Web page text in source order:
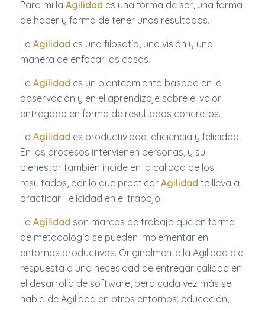
Para mi la Agilidad es una forma de ser, una forma
de hacer y forma de tener unos resultados.
La Agilidad es una filosofía, una visión y una
manera de enfocar las cosas.
La Agilidad es un planteamiento basado en la
observación y en el aprendizaje sobre el valor
entregado en forma de resultados concretos.
La Agilidad es productividad, eficiencia y felicidad.
En los procesos intervienen personas, y su
bienestar también incide en la calidad de los
resultados, por lo que practicar Agilidad te lleva a
practicar Felicidad en el trabajo.
La Agilidad son marcos de trabajo que en forma
de metodología se pueden implementar en
entornos productivos. Originalmente la Agilidad dio
respuesta a una necesidad de entregar calidad en
el desarrollo de software, pero cada vez más se
habla de Agilidad en otros entornos: educación,